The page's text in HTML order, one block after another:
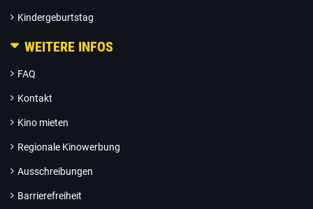
Kindergeburtstag
WEITERE INFOS
FAQ
Kontakt
Kino mieten
Regionale Kinowerbung
Ausschreibungen
Barrierefreiheit